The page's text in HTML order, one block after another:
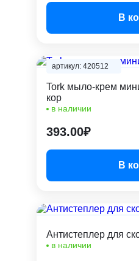
В
артикул: 420512
Tork мыло-крем
кор
в наличии
393.00₽
В
Антистеплер для
в наличии